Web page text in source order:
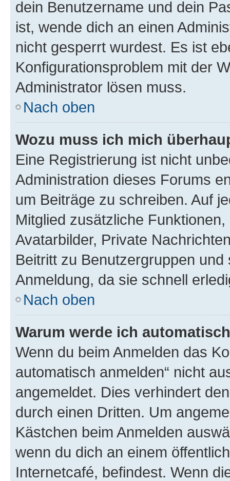
dein Benutzername und dein
ist, wende dich an einen
nicht gesperrt wurdest. Es ist
Konfigurationsproblem mit der
Administrator lösen muss.
Nach oben
Wozu muss ich mich
Eine Registrierung ist nicht
Administration dieses Forums
um Beiträge zu schreiben. Auf
Mitglied zusätzliche
Avatarbilder, Private
Beitritt zu Benutzergruppen
Anmeldung, da sie schnell
Nach oben
Warum werde ich
Wenn du beim Anmelden das
automatisch anmelden“ nicht
angemeldet. Dies verhindert
durch einen Dritten. Um
Kästchen beim Anmelden
wenn du dich an einem
Internetcafé, befindest. Wenn